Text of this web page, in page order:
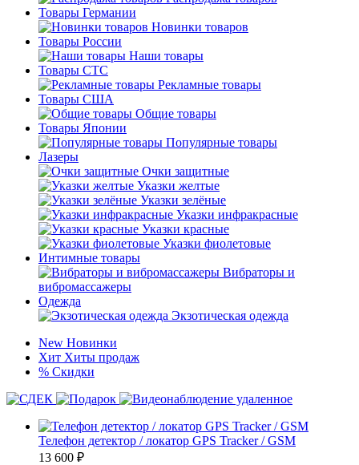
Товары Германии
Новинки товаров
Товары России
Наши товары
Товары СТС
Рекламные товары
Товары США
Общие товары
Товары Японии
Популярные товары
Лазеры
Очки защитные
Указки желтые
Указки зелёные
Указки инфракрасные
Указки красные
Указки фиолетовые
Интимные товары
Вибраторы и
вибромассажеры
Одежда
Экзотическая одежда
New Новинки
Хит Хиты продаж
% Скидки
Телефон детектор / локатор GPS Tracker / GSM
13 600 ₽